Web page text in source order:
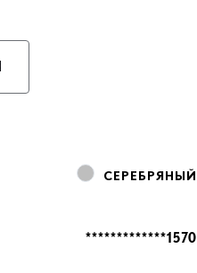
СЕРЕБРЯНЫЙ
*************1570